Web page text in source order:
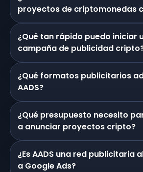
proyectos de criptomonedas
¿Qué tan rápido puedo iniciar
campaña de publicidad
¿Qué formatos publicitarios
AADS?
¿Qué presupuesto necesito
a anunciar proyectos cripto?
¿Es AADS una red publicitaria
a Google Ads?